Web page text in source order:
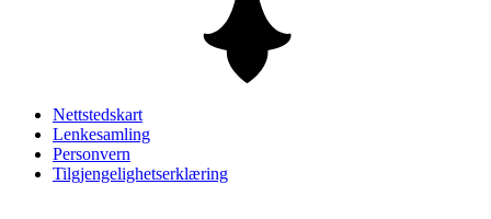
Nettstedskart
Lenkesamling
Personvern
Tilgjengelighetserklæring